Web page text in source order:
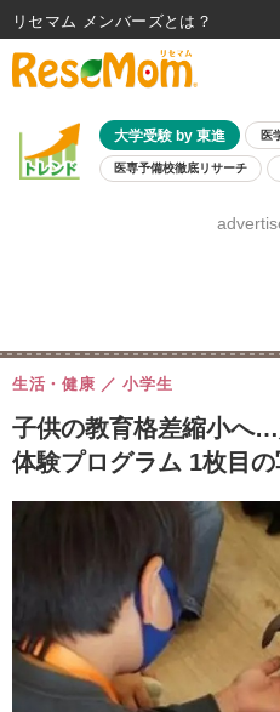
大学受験 by 東進 医
医専予備校徹底リサーチ
8月開催学校説
子供の教育格差縮小へ
体験プログラム 1枚目
生活・健康 小学生
リセマム メンバーズ